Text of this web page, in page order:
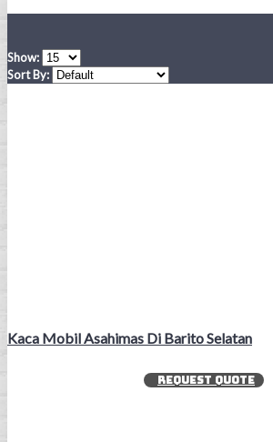
Show:
Sort By:
Kaca Mobil Asahimas Di Barito Selatan
REQUEST QUOTE